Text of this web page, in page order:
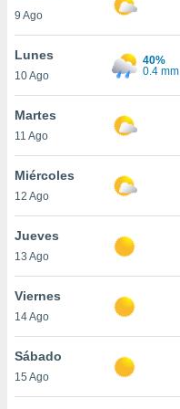
más
nuestra
y
de
disponible
cookies
aceptar
9 Ago
Lunes
10 Ago
40%
0.4 mm
Martes
11 Ago
Miércoles
12 Ago
Jueves
13 Ago
Viernes
14 Ago
Sábado
15 Ago